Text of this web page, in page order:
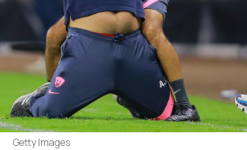
Getty Images